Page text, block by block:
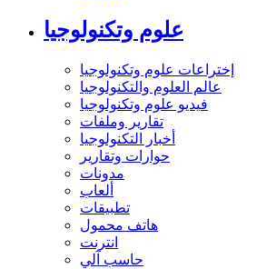
علوم وتكنولوجيا
إختراعات علوم وتكنولوجيا
عالم العلوم والتكنولوجيا
فيديو علوم وتكنولوجيا
تقارير وملفات
أخبار التكنولوجيا
حوارات وتقارير
مدونات
ألعاب
تطبيقات
هاتف محمول
انترنت
حاسب آلي